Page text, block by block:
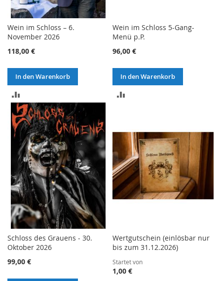
Wein im Schloss – 6.
November 2026
118,00 €
In den Warenkorb
VERGLEICHSLISTE
HINZUFÜGEN
Wein im Schloss 5-Gang-
Menü p.P.
96,00 €
In den Warenkorb
Schloss des Grauens - 30.
Oktober 2026
99,00 €
Wertgutschein (einlösbar nur
bis zum 31.12.2026)
Startet von
1,00 €